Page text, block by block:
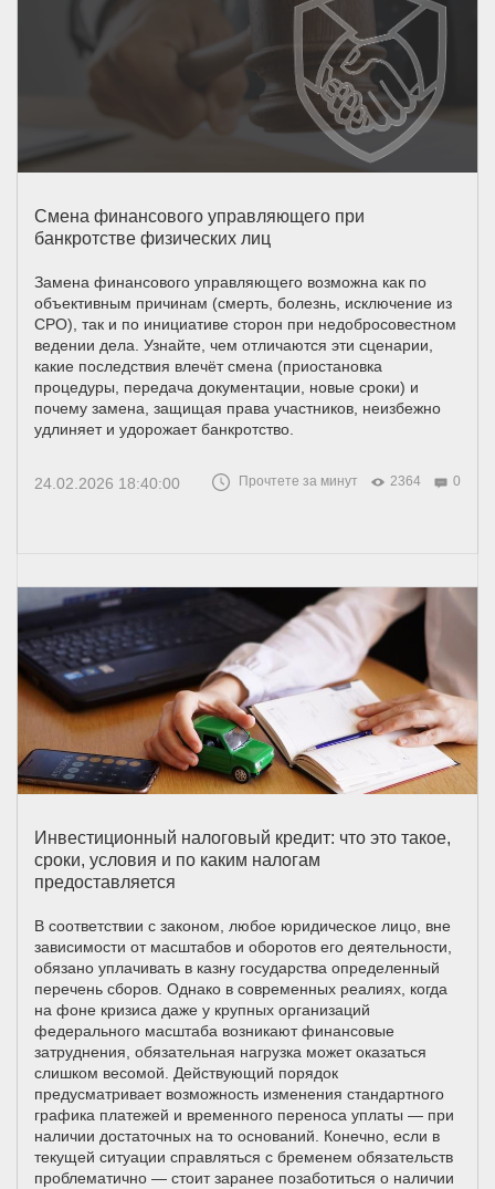
Смена финансового управляющего при
банкротстве физических лиц
Замена финансового управляющего возможна как по
объективным причинам (смерть, болезнь, исключение из
СРО), так и по инициативе сторон при недобросовестном
ведении дела. Узнайте, чем отличаются эти сценарии,
какие последствия влечёт смена (приостановка
процедуры, передача документации, новые сроки) и
почему замена, защищая права участников, неизбежно
удлиняет и удорожает банкротство.
24.02.2026 18:40:00 Прочтете за минут 2364 0
Инвестиционный налоговый кредит: что это такое,
сроки, условия и по каким налогам
предоставляется
В соответствии с законом, любое юридическое лицо, вне
зависимости от масштабов и оборотов его деятельности,
обязано уплачивать в казну государства определенный
перечень сборов. Однако в современных реалиях, когда
на фоне кризиса даже у крупных организаций
федерального масштаба возникают финансовые
затруднения, обязательная нагрузка может оказаться
слишком весомой. Действующий порядок
предусматривает возможность изменения стандартного
графика платежей и временного переноса уплаты — при
наличии достаточных на то оснований. Конечно, если в
текущей ситуации справляться с бременем обязательств
проблематично — стоит заранее позаботиться о наличии